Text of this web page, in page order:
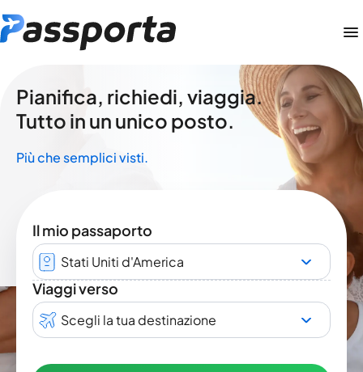
Pianifica, richiedi, viaggia.
Tutto in un unico posto.
Più che semplici visti.
Il mio passaporto
Stati Uniti d'America
Viaggi verso
Scegli la tua destinazione